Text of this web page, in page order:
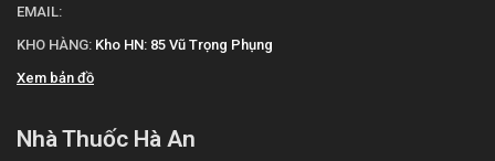
EMAIL:
KHO HÀNG: Kho HN: 85 Vũ Trọng Phụng
Xem bản đồ
Nhà Thuốc Hà An